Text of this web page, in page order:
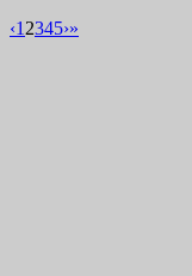
‹1 2345›»